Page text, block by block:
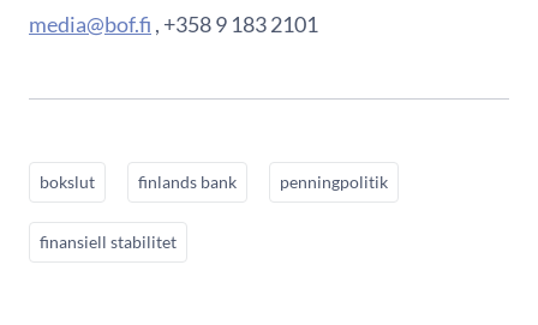
media@bof.fi , +358 9 183 2101
bokslut finlands bank penningpolitik
finansiell stabilitet